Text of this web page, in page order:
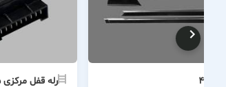
رله قفل مرکزی ۴۰۵